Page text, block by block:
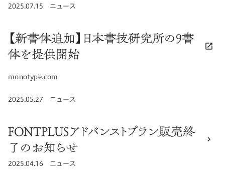
公開日
2025.07.15
カテゴリ ニュース
【新書体追加】日本書技研究所の9書
体を提供開始
リンク先ドメイン：
monotype.com
公開日
2025.05.27
カテゴリ ニュース
FONTPLUSアドバンストプラン販売終
了のお知らせ
公開日
2025.04.16
カテゴリ ニュース